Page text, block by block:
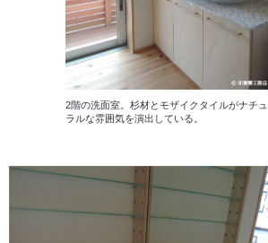
2階の洗面室。杉材とモザイクタイルがナチュ
ラルな雰囲気を演出している。